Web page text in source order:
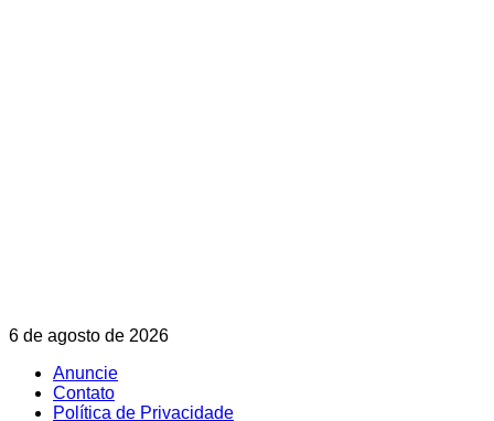
Skip
content
6 de agosto de 2026
Anuncie
Contato
Política de Privacidade